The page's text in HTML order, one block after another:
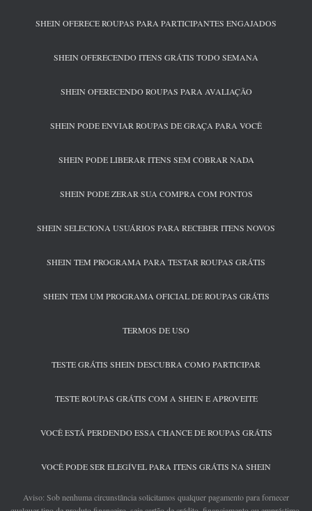
SHEIN OFERECE ROUPAS PARA PARTICIPANTES ENGAJADOS
SHEIN OFERECENDO ITENS GRÁTIS TODO SEMANA
SHEIN OFERECENDO ROUPAS PARA AVALIAÇÃO
SHEIN PODE ENVIAR ROUPAS DE GRAÇA PARA VOCÊ
SHEIN PODE LIBERAR ITENS SEM COBRAR NADA
SHEIN PODE ZERAR SUA COMPRA COM PONTOS
SHEIN SELECIONA USUÁRIOS PARA RECEBER ITENS NOVOS
SHEIN TEM PROGRAMA PARA TESTAR ROUPAS GRÁTIS
SHEIN TEM UM PROGRAMA OFICIAL DE ROUPAS GRÁTIS
TERMOS DE USO
TESTE GRÁTIS SHEIN DESCUBRA COMO PARTICIPAR
TESTE ROUPAS GRÁTIS COM A SHEIN E APROVEITE
VOCÊ ESTÁ PERDENDO ESSA CHANCE DE ROUPAS GRÁTIS
VOCÊ PODE SER ELEGÍVEL PARA ITENS GRÁTIS NA SHEIN
Aviso: Sob nenhuma circunstância solicitamos qualquer pagamento para fornecer